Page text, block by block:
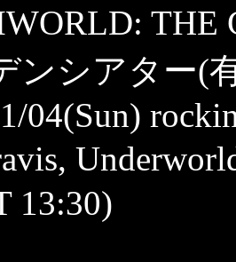
THE
ンシアター(
04(Sun)
13:30)